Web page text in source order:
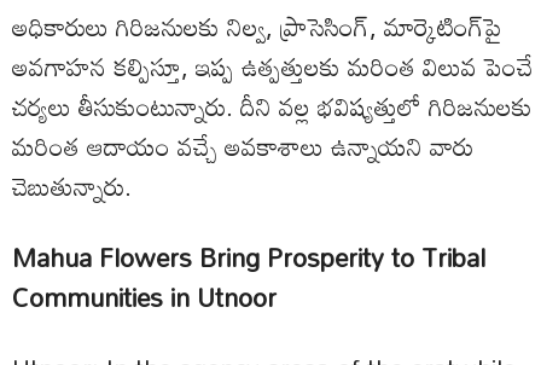
అధికారులు గిరిజనులకు నిల్వ, ప్రాసెసింగ్, మార్కెటింగ్‌పై
అవగాహన కల్పిస్తూ, ఇప్ప ఉత్పత్తులకు మరింత విలువ పెంచే
చర్యలు తీసుకుంటున్నారు. దీని వల్ల భవిష్యత్తులో గిరిజనులకు
మరింత ఆదాయం వచ్చే అవకాశాలు ఉన్నాయని వారు
చెబుతున్నారు.
Mahua Flowers Bring Prosperity to Tribal
Communities in Utnoor